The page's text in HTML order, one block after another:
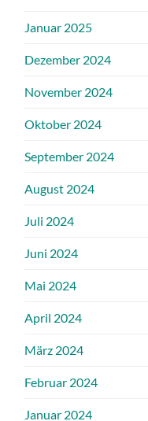
Januar 2025
Dezember 2024
November 2024
Oktober 2024
September 2024
August 2024
Juli 2024
Juni 2024
Mai 2024
April 2024
März 2024
Februar 2024
Januar 2024